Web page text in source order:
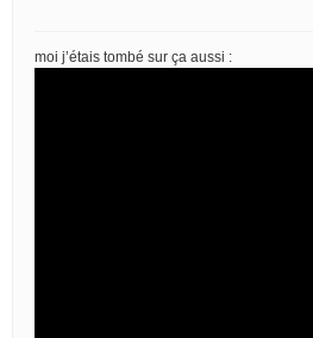
moi j’étais tombé sur ça aussi :